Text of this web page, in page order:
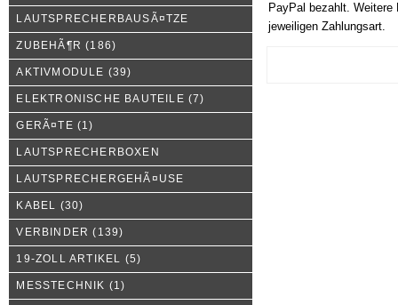
LAUTSPRECHERBAUSÃ¤TZE
ZUBEHÃ¶R (186)
AKTIVMODULE (39)
ELEKTRONISCHE BAUTEILE (7)
GERÃ¤TE (1)
LAUTSPRECHERBOXEN
LAUTSPRECHERGEHÃ¤USE
KABEL (30)
VERBINDER (139)
19-ZOLL ARTIKEL (5)
MESSTECHNIK (1)
PayPal bezahlt.
jeweiligen Zahlungsart.